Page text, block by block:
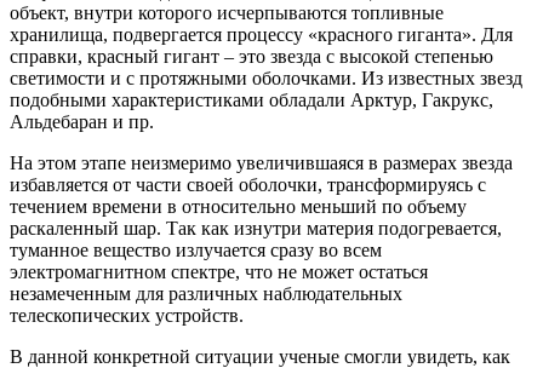
объект, внутри которого исчерпываются топливные
хранилища, подвергается процессу «красного гиганта». Для
справки, красный гигант – это звезда с высокой степенью
светимости и с протяжными оболочками. Из известных звезд
подобными характеристиками обладали Арктур, Гакрукс,
Альдебаран и пр.
На этом этапе неизмеримо увеличившаяся в размерах звезда
избавляется от части своей оболочки, трансформируясь с
течением времени в относительно меньший по объему
раскаленный шар. Так как изнутри материя подогревается,
туманное вещество излучается сразу во всем
электромагнитном спектре, что не может остаться
незамеченным для различных наблюдательных
телескопических устройств.
В данной конкретной ситуации ученые смогли увидеть, как